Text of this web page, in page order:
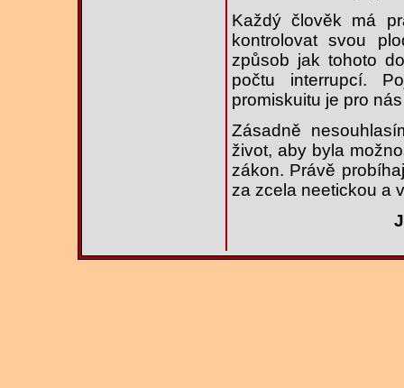
Každý člověk má
kontrolovat svou
způsob jak tohoto
počtu interrupcí.
promiskuitu je pro
Zásadně
život, aby byla
zákon. Právě
za zcela neetickou a